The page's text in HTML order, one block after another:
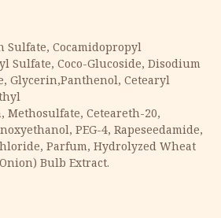
Sulfate, Cocamidopropyl
Sulfate, Coco-Glucoside, Disodium
Glycerin,Panthenol, Cetearyl
Ceteareth-20,
PEG-4, Rapeseedamide,
Parfum, Hydrolyzed Wheat
Bulb Extract.